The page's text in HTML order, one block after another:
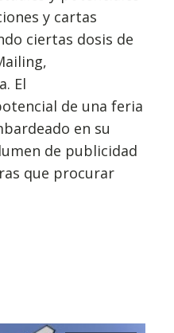
y cartas
ciertas dosis de
El
de una feria
en su
de publicidad
que procurar